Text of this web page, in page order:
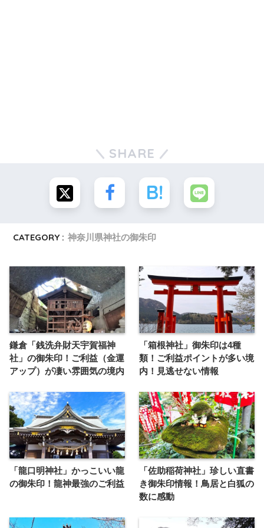
SHARE
CATEGORY : 神奈川県神社の御朱印
鎌倉「銭洗弁財天宇賀福神
社」の御朱印！ご利益（金運
アップ）が凄い雰囲気の境内
「箱根神社」御朱印は4種
類！ご利益ポイントが多い境
内！見逃せない情報
「龍口明神社」かっこいい龍
の御朱印！龍神最強のご利益
「佐助稲荷神社」珍しい直書
き御朱印情報！鳥居と白狐の
数に感動